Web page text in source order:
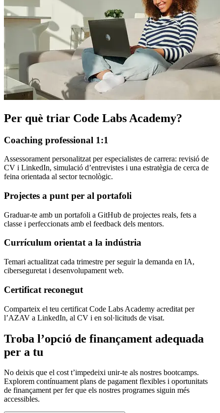
Per què triar Code Labs Academy?
Coaching professional 1:1
Assessorament personalitzat per especialistes de carrera: revisió de
CV i LinkedIn, simulació d’entrevistes i una estratègia de cerca de
feina orientada al sector tecnològic.
Projectes a punt per al portafoli
Graduar-te amb un portafoli a GitHub de projectes reals, fets a
classe i perfeccionats amb el feedback dels mentors.
Currículum orientat a la indústria
Temari actualitzat cada trimestre per seguir la demanda en IA,
ciberseguretat i desenvolupament web.
Certificat reconegut
Comparteix el teu certificat Code Labs Academy acreditat per
l’AZAV a LinkedIn, al CV i en sol·licituds de visat.
Troba l’opció de finançament adequada
per a tu
No deixis que el cost t’impedeixi unir-te als nostres bootcamps.
Explorem contínuament plans de pagament flexibles i oportunitats
de finançament per fer que els nostres programes siguin més
accessibles.